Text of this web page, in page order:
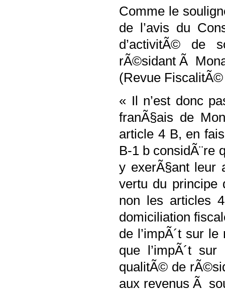
Comme le
de l’avis du
d’activitÃ© de
rÃ©sidant Ã
(Revue
« Il n’est donc
franÃ§ais de
article 4 B, en
B-1 b considÃ¨re
y exerÃ§ant leur
vertu du principe
non les articles
domiciliation
de l’impÃ´t sur
que l’impÃ´t
qualitÃ© de
aux revenus Ã